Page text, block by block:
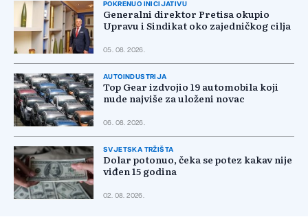
POKRENUO INICIJATIVU
Generalni direktor Pretisa okupio
Upravu i Sindikat oko zajedničkog cilja
05. 08. 2026.
AUTOINDUSTRIJA
Top Gear izdvojio 19 automobila koji
nude najviše za uloženi novac
06. 08. 2026.
SVJETSKA TRŽIŠTA
Dolar potonuo, čeka se potez kakav nije
viđen 15 godina
02. 08. 2026.